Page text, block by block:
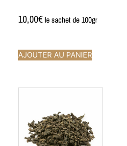
10,00€le sachet de 100gr
AJOUTER AU PANIER